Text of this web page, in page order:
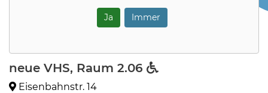
Ja Immer
neue VHS, Raum 2.06
Eisenbahnstr. 14